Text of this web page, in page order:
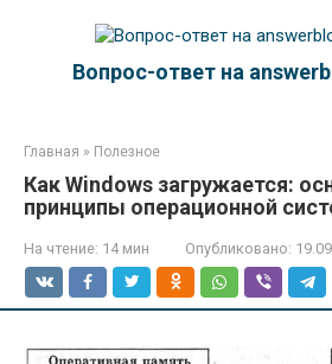
Вопрос-ответ на
Главная » Полезное
Как Windows загружается:
принципы операционной
На чтение: 14 мин Опубликовано: